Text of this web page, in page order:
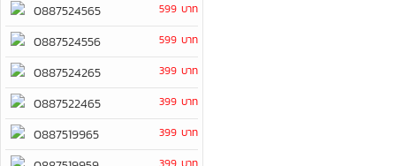
0887524565 599 บาท
0887524556 599 บาท
0887524265 399 บาท
0887522465 399 บาท
0887519965 399 บาท